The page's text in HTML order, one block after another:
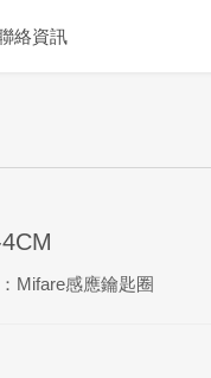
絡資訊
Mifare感應鑰匙圈